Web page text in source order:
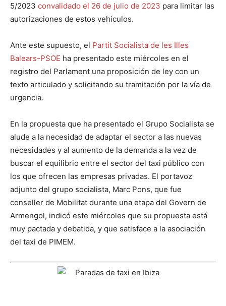
5/2023 convalidado el 26 de julio de 2023 para limitar las
autorizaciones de estos vehículos.
Ante este supuesto, el Partit Socialista de les Illes
Balears-PSOE ha presentado este miércoles en el
registro del Parlament una proposición de ley con un
texto articulado y solicitando su tramitación por la vía de
urgencia.
En la propuesta que ha presentado el Grupo Socialista se
alude a la necesidad de adaptar el sector a las nuevas
necesidades y al aumento de la demanda a la vez de
buscar el equilibrio entre el sector del taxi público con
los que ofrecen las empresas privadas. El portavoz
adjunto del grupo socialista, Marc Pons, que fue
conseller de Mobilitat durante una etapa del Govern de
Armengol, indicó este miércoles que su propuesta está
muy pactada y debatida, y que satisface a la asociación
del taxi de PIMEM.